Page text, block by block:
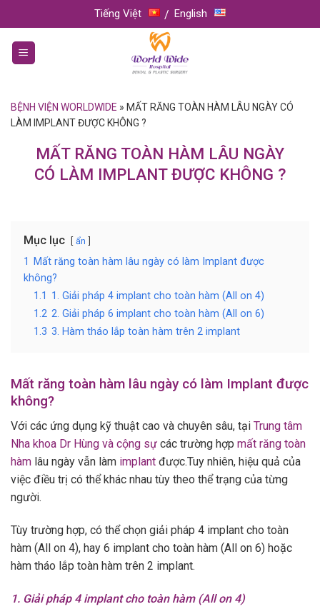
to
content
Tiếng Việt English
BỆNH VIỆN WORLDWIDE » MẤT RĂNG TOÀN HÀM LÂU NGÀY CÓ
LÀM IMPLANT ĐƯỢC KHÔNG ?
MẤT RĂNG TOÀN HÀM LÂU NGÀY
CÓ LÀM IMPLANT ĐƯỢC KHÔNG ?
Mục lục ẩn
1
Mất răng toàn hàm lâu ngày có làm Implant được
không?
1.1 1. Giải pháp 4 implant cho toàn hàm (All on 4)
1.2 2. Giải pháp 6 implant cho toàn hàm (All on 6)
1.3 3. Hàm tháo lắp toàn hàm trên 2 implant
Mất răng toàn hàm lâu ngày có làm Implant được
không?
Với các ứng dụng kỹ thuật cao và chuyên sâu, tại Trung tâm
Nha khoa Dr Hùng và cộng sự các trường hợp mất răng toàn
hàm lâu ngày vẫn làm implant được.Tuy nhiên, hiệu quả của
việc điều trị có thể khác nhau tùy theo thể trạng của từng
người.
Tùy trường hợp, có thể chọn giải pháp 4 implant cho toàn
hàm (All on 4), hay 6 implant cho toàn hàm (All on 6) hoặc
hàm tháo lắp toàn hàm trên 2 implant.
1. Giải pháp 4 implant cho toàn hàm (All on 4)